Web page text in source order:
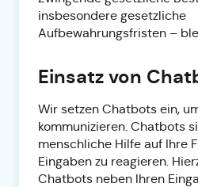
insbesondere gesetzliche
Aufbewahrungsfristen –
Einsatz von
Wir setzen Chatbots ein,
kommunizieren. Chatbots
menschliche Hilfe auf Ihre
Eingaben zu reagieren.
Chatbots neben Ihren